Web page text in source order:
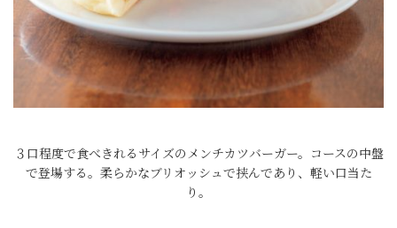
３口程度で食べきれるサイズのメンチカツバーガー。コースの中盤
で登場する。柔らかなブリオッシュで挟んであり、軽い口当た
り。